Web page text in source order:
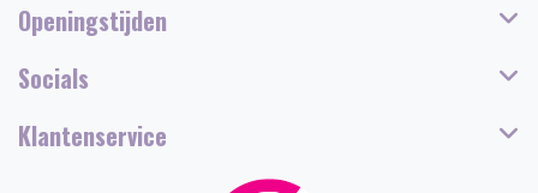
Openingstijden
Socials
Klantenservice